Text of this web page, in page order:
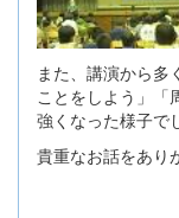
また、講演から多
ことをしよう」「
強くなった様子で
貴重なお話をあり